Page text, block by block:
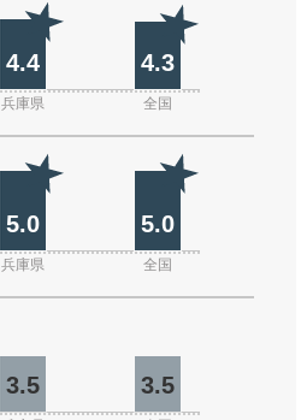
4.4 4.3
兵庫県 全国
5.0 5.0
兵庫県 全国
3.5 3.5